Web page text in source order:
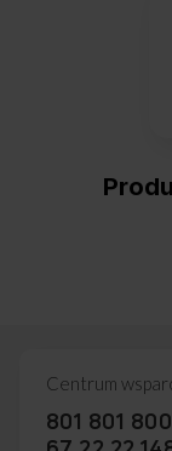
Centrum
801 801 800